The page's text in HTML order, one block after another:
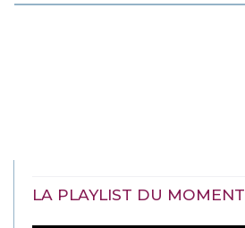
LA PLAYLIST DU MOMENT